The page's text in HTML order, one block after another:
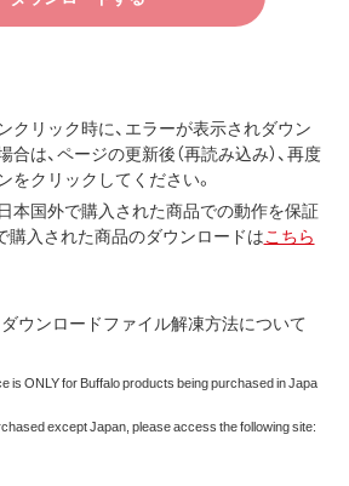
フトウェアといいます）の使用許諾契
ファームウェア・ドライバなど）を含み
といいます）の使用を許諾いたしま
に規定する条件で、本ソフトウェアの
は、著作権法その他の無体財産権に関
は、本契約に規定される条件のもとで
のであり、販売されるものではなく、
クリック時に、エラーが表示されダウン
は、ページの更新後（再読み込み）、再度
をクリックしてください。
本国外で購入された商品での動作を保証
購入された商品のダウンロードはこちら
ウンロードファイル解凍方法について
is ONLY for Buffalo products being purchased in Japa
except Japan, please access the following site: